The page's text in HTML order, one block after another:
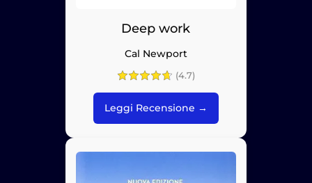
Deep work
Cal Newport
(4.7)
Leggi Recensione →